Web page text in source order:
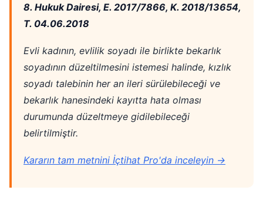
8. Hukuk Dairesi, E. 2017/7866, K. 2018/13654,
T. 04.06.2018
Evli kadının, evlilik soyadı ile birlikte bekarlık
soyadının düzeltilmesini istemesi halinde, kızlık
soyadı talebinin her an ileri sürülebileceği ve
bekarlık hanesindeki kayıtta hata olması
durumunda düzeltmeye gidilebileceği
belirtilmiştir.
Kararın tam metnini İçtihat Pro'da inceleyin →